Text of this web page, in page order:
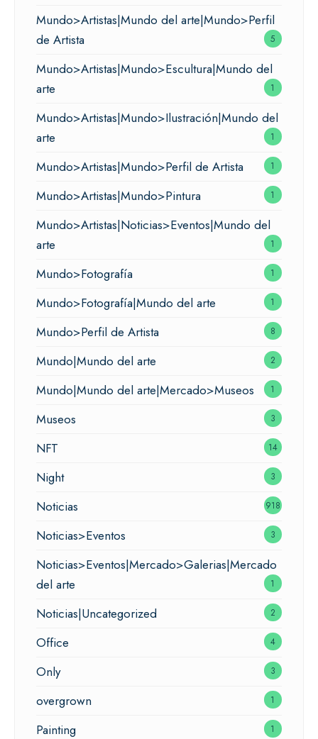
Mundo>Artistas|Mundo del arte|Mundo>Perfil
de Artista
5
Mundo>Artistas|Mundo>Escultura|Mundo del
arte
1
Mundo>Artistas|Mundo>Ilustración|Mundo del
arte
1
Mundo>Artistas|Mundo>Perfil de Artista 1
Mundo>Artistas|Mundo>Pintura 1
Mundo>Artistas|Noticias>Eventos|Mundo del
arte
1
Mundo>Fotografía 1
Mundo>Fotografía|Mundo del arte 1
Mundo>Perfil de Artista 8
Mundo|Mundo del arte 2
Mundo|Mundo del arte|Mercado>Museos 1
Museos 3
NFT 14
Night 3
Noticias 918
Noticias>Eventos 3
Noticias>Eventos|Mercado>Galerias|Mercado
del arte
1
Noticias|Uncategorized 2
Office 4
Only 3
overgrown 1
Painting 1